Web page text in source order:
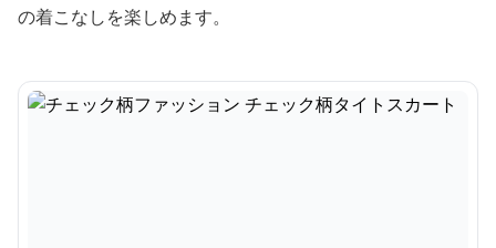
の着こなしを楽しめます。